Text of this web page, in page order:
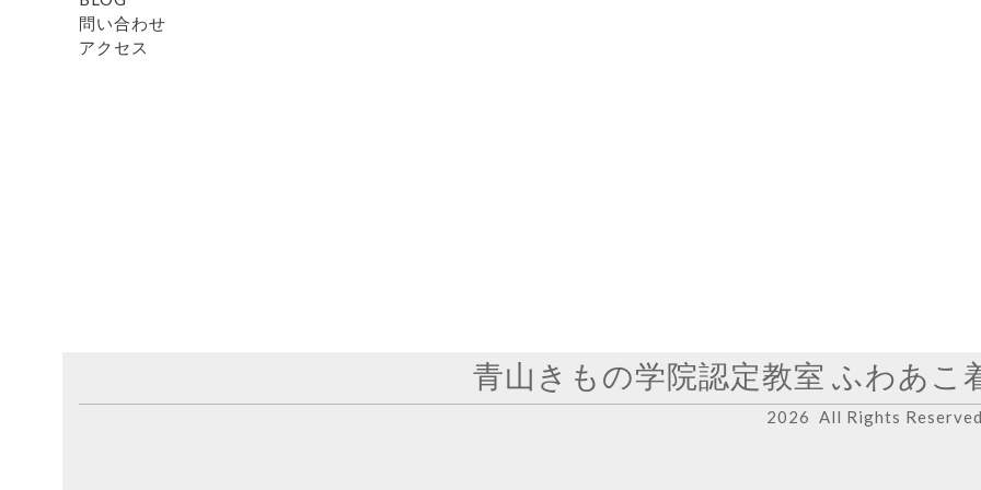
問い合わせ
アクセス
青山きもの学院認定教室 ふわあこ
2026 All Rights Reserved